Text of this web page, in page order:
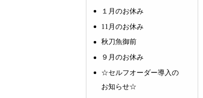
１月のお休み
11月のお休み
秋刀魚御前
９月のお休み
☆セルフオーダー導入の
お知らせ☆